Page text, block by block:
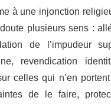
à une injonction
plusieurs sens :
de l’impudeur
revendication
celles qui n’en
de le faire,